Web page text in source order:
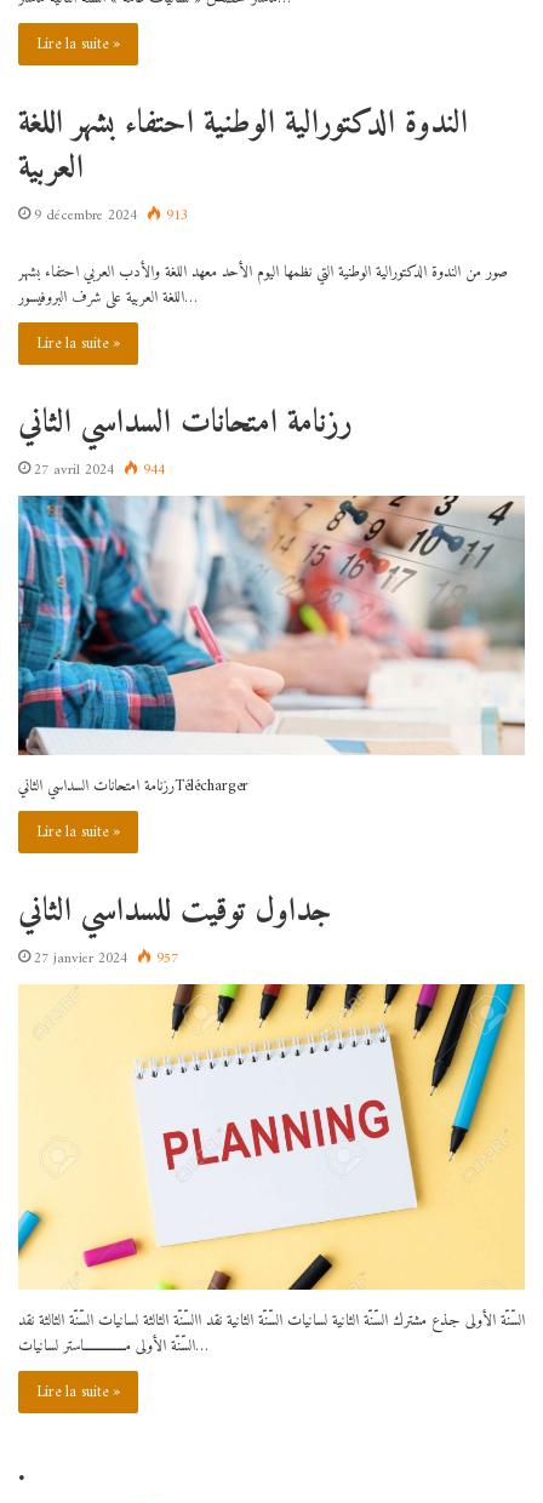
Lire la suite »
الندوة الدكتورالية الوطنية احتفاء بشهر اللغة
العربية
9 décembre 2024 913
صور من الندوة الدكتورالية الوطنية التي نظمها اليوم الأحد معهد اللغة والأدب العربي احتفاء بشهر
اللغة العربية على شرف البروفيسور…
Lire la suite »
رزنامة امتحانات السداسي الثاني
27 avril 2024 944
رزنامة امتحانات السداسي الثانيTélécharger
Lire la suite »
جداول توقيت للسداسي الثاني
27 janvier 2024 957
السّنّة الأولى جـذع مشترك السّنّة الثانية لسانيات السّنّة الثانية نقد االسّنّة الثالثة لسانيات السّنّة الثالثة نقد
السّنّة الأولى مـــــــــــــــــاستر لسانيات…
Lire la suite »
.